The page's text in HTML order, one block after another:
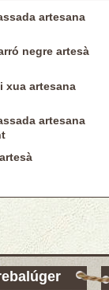
artesana
negre artesà
xua artesana
artesana